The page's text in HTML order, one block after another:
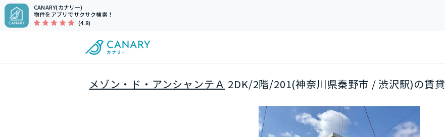
CANARY(カナリー)
物件をアプリでサクサク検索！
(4.8)
メゾン・ド・アンシャンテＡ 2DK/2階/201(神奈川県秦野市 / 渋沢駅)の賃貸